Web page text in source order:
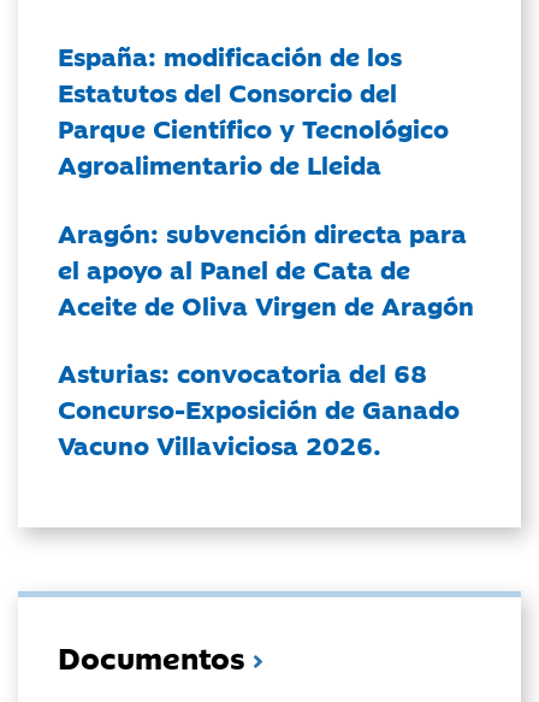
España: modificación de los
Estatutos del Consorcio del
Parque Científico y Tecnológico
Agroalimentario de Lleida
Aragón: subvención directa para
el apoyo al Panel de Cata de
Aceite de Oliva Virgen de Aragón
Asturias: convocatoria del 68
Concurso-Exposición de Ganado
Vacuno Villaviciosa 2026.
Documentos